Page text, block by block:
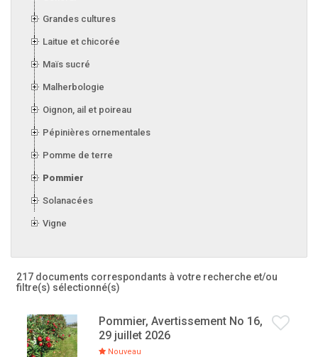
Grandes cultures
Laitue et chicorée
Maïs sucré
Malherbologie
Oignon, ail et poireau
Pépinières ornementales
Pomme de terre
Pommier
Solanacées
Vigne
217 documents correspondants à votre recherche et/ou
filtre(s) sélectionné(s)
Pommier, Avertissement No 16,
29 juillet 2026
Nouveau